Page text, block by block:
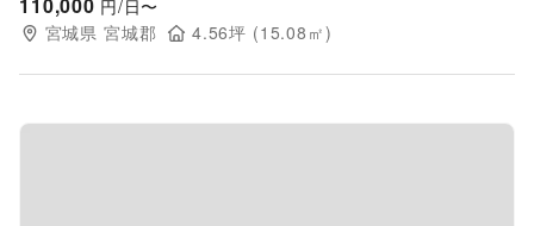
円/日〜
宮城県 宮城郡 4.56坪 (15.08 ㎡)